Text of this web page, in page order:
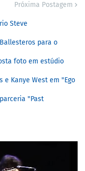
Próxima Postagem
Steve
para o
foto em estúdio
e Kanye West em "Ego
"Past